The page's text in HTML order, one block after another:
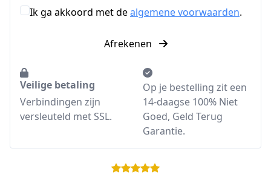
Ik ga akkoord met dealgemene voorwaarden.
Afrekenen
Veilige betaling
Verbindingen zijn
versleuteld met SSL.
Op je bestelling zit een
14-daagse 100% Niet
Goed, Geld Terug
Garantie.